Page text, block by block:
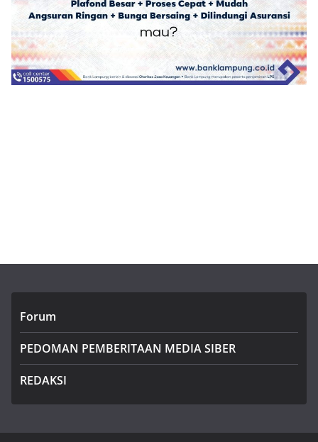
Forum
PEDOMAN PEMBERITAAN MEDIA SIBER
REDAKSI